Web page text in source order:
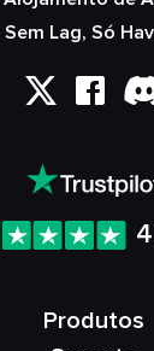
Sem Lag, Só
Produtos